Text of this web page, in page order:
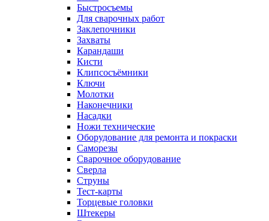
Быстросъемы
Для сварочных работ
Заклепочники
Захваты
Карандаши
Кисти
Клипсосъёмники
Ключи
Молотки
Наконечники
Насадки
Ножи технические
Оборудование для ремонта и покраски
Саморезы
Сварочное оборудование
Сверла
Струны
Тест-карты
Торцевые головки
Штекеры